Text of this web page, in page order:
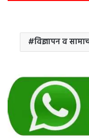
विज्ञापन व